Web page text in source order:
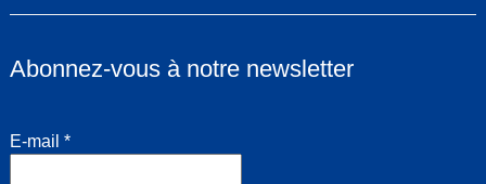
Abonnez-vous à notre newsletter
E-mail *